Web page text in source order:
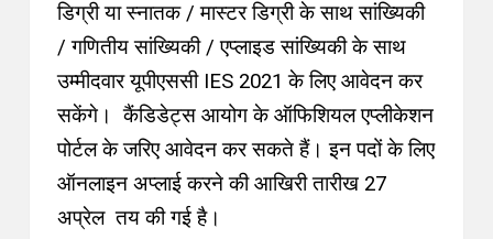
डिग्री या स्नातक / मास्टर डिग्री के साथ सांख्यिकी
/ गणितीय सांख्यिकी / एप्लाइड सांख्यिकी के साथ
उम्मीदवार यूपीएससी IES 2021 के लिए आवेदन कर
सकेंगे। कैंडिडेट्स आयोग के ऑफिशियल एप्लीकेशन
पोर्टल के जरिए आवेदन कर सकते हैं। इन पदों के लिए
ऑनलाइन अप्लाई करने की आखिरी तारीख 27
अप्रेल तय की गई है।